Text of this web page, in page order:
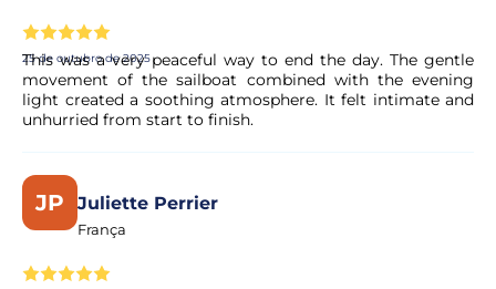
25 de outubro de 2025
This was a very peaceful way to end the day. The gentle
movement of the sailboat combined with the evening
light created a soothing atmosphere. It felt intimate and
unhurried from start to finish.
JP Juliette Perrier
França